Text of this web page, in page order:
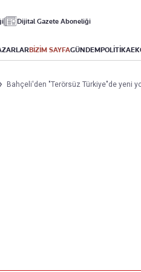
Dijital Gazete Aboneliği
BİZİM SAYFAGÜNDEMPOLİTİKA
Puan Durumu
Fikstür
Avrupa Ligi
Bahçeli'den "Terörsüz Türkiye"de yeni